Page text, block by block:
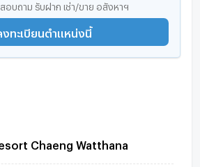
สอบถาม รับฝาก เช่า/ขาย อสังหาฯ
งทะเบียนตำแหน่งนี้
Chaeng Watthana